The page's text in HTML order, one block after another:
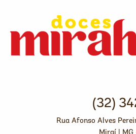
(32)
Rua Afonso Alves